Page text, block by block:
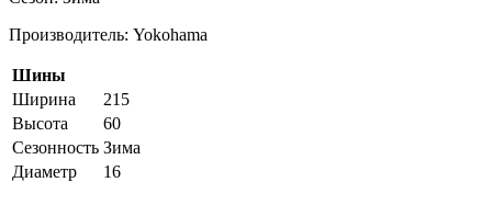
Производитель: Yokohama
Шины
Ширина
215
Высота
60
Сезонность Зима
Диаметр
16